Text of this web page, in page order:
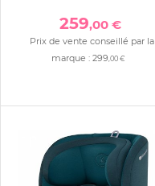
259,00 €
Prix de vente conseillé par la
marque :299,00 €